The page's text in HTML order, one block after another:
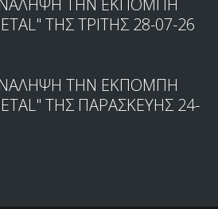
ΤΗΝ ΕΚΠΟΜΠΗ
ΤΗΣ ΤΡΙΤΗΣ 28-07-26
ΤΗΝ ΕΚΠΟΜΠΗ
ΤΗΣ ΠΑΡΑΣΚΕΥΗΣ 24-